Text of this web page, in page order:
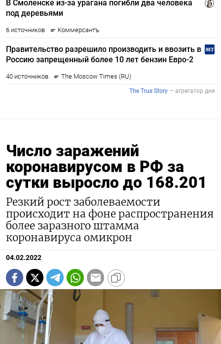
Число заражений
коронавирусом в РФ за
сутки выросло до 168.201
Резкий рост заболеваемости
происходит на фоне распространения
более заразного штамма
коронавируса омикрон
04.02.2022